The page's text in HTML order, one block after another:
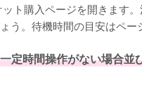
ト購入ページを開きます
う。待機時間の目安はペー
一定時間操作がない場合並